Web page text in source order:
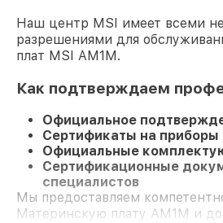
Наш центр MSI имеет всеми
разрешениями для
плат MSI AM1M.
Как подтверждаем
Официальное
Сертификаты на приборы
Официальные
Сертификационные
специалистов
Мы предоставляем
Материнскую плату AM1M и